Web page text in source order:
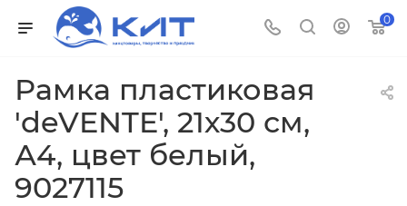
0
Рамка пластиковая
'deVENTE', 21х30 см,
А4, цвет белый,
9027115